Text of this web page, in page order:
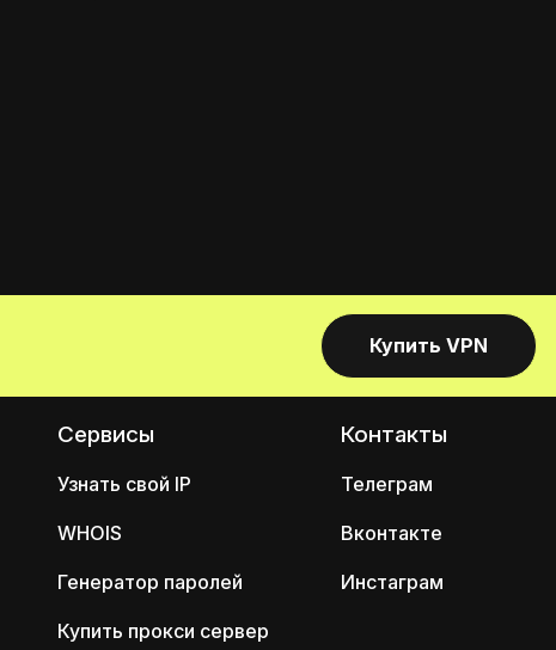
Купить VPN
Сервисы
Узнать свой IP
WHOIS
Генератор паролей
Купить прокси сервер
Контакты
Телеграм
Вконтакте
Инстаграм